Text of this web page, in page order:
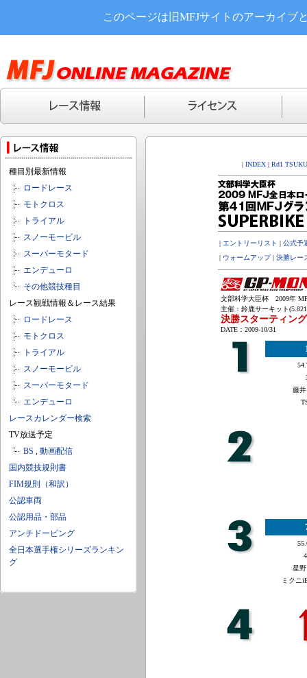
このページは旧MFJサイトのアーカイブ
種目別最新情報
ロードレース
モトクロス
トライアル
スノーモービル
スーパーモタード
エンデューロ
その他競技種目
レース観戦情報＆レース結果
ロードレース
モトクロス
トライアル
スノーモービル
スーパーモタード
エンデューロ
レースカレンダー検索
TV放送予定
BS , 動画配信
国内競技規則書
FIM規則（和訳）
公認車両
公認用品・部品
アンチドーピング
全日本選手権シリーズランキン
グ
| INDEX | Rd1
| エントリーリスト | 公式予
| ウォームアップ| 決勝レー
文部科学大臣杯 2009年
主催：鈴鹿サーキット
決勝スターティン
DATE：2009-10/31
藤
星
ミクニ